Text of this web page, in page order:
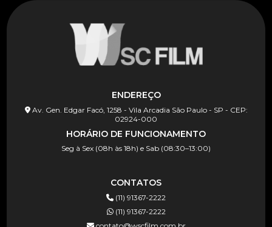
ENDEREÇO
Av. Gen. Edgar Facó, 1258 - Vila Arcadia São Paulo - SP - CEP:
02924-000
HORÁRIO DE FUNCIONAMENTO
Seg à Sex (08h às 18h) e Sab (08:30–13:00)
CONTATOS
(11) 91367-2222
(11) 91367-2222